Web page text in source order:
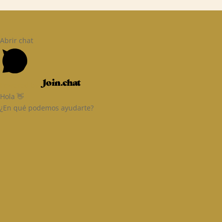
Abrir chat
Hola 👋
¿En qué podemos ayudarte?